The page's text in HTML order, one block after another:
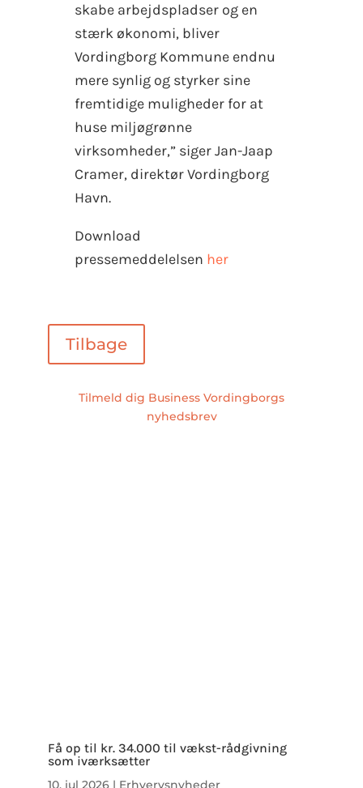
skabe arbejdspladser og en
stærk økonomi, bliver
Vordingborg Kommune endnu
mere synlig og styrker sine
fremtidige muligheder for at
huse miljøgrønne
virksomheder,” siger Jan-Jaap
Cramer, direktør Vordingborg
Havn.
Download
pressemeddelelsen her
Tilbage
Tilmeld dig Business Vordingborgs
nyhedsbrev
Få op til kr. 34.000 til vækst-rådgivning
som iværksætter
10. jul 2026 | Erhvervsnyheder